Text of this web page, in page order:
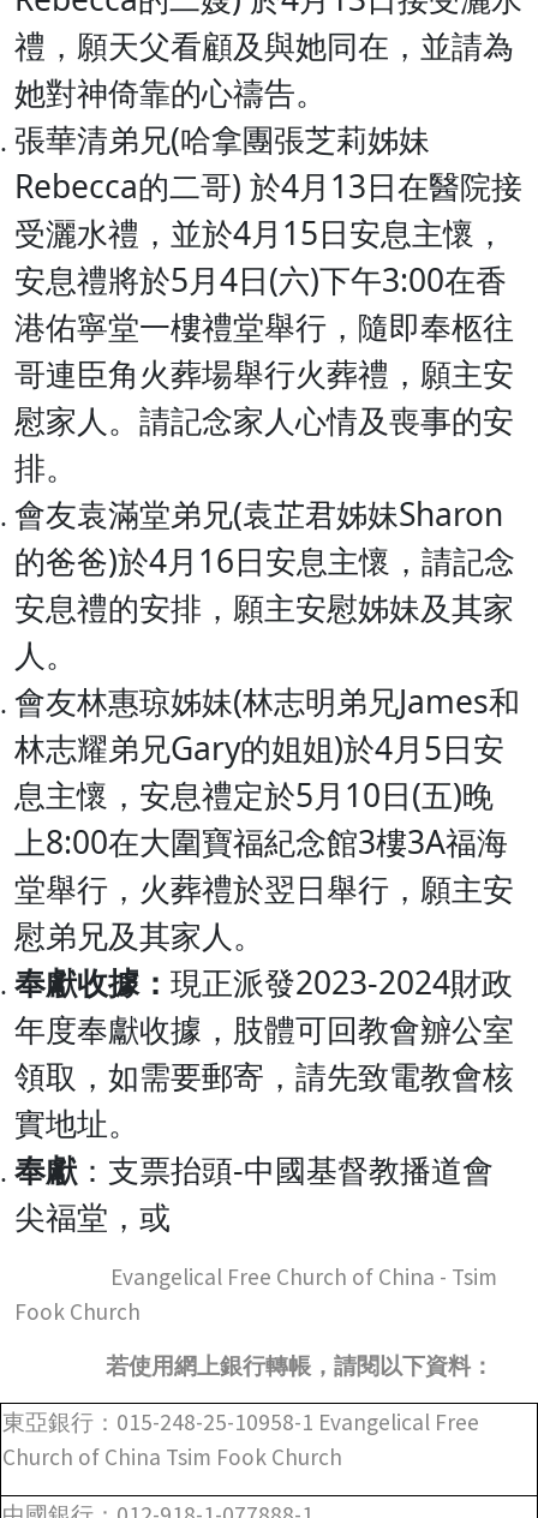
禮，願天父看顧及與她同在，並請為
她對神倚靠的心禱告。
張華清弟兄(哈拿團張芝莉姊妹
Rebecca的二哥) 於4月13日在醫院接
受灑水禮，並於4月15日安息主懷，
安息禮將於5月4日(六)下午3:00在香
港佑寧堂一樓禮堂舉行，隨即奉柩往
哥連臣角火葬場舉行火葬禮，願主安
慰家人。請記念家人心情及喪事的安
排。
會友袁滿堂弟兄(袁芷君姊妹Sharon
的爸爸)於4月16日安息主懷，請記念
安息禮的安排，願主安慰姊妹及其家
人。
會友林惠琼姊妹(林志明弟兄James和
林志耀弟兄Gary的姐姐)於4月5日安
息主懷，安息禮定於5月10日(五)晚
上8:00在大圍寶福紀念館3樓3A福海
堂舉行，火葬禮於翌日舉行，願主安
慰弟兄及其家人。
奉獻收據： 現正派發2023-2024財政
年度奉獻收據，肢體可回教會辧公室
領取，如需要郵寄，請先致電教會核
實地址。
奉獻 ：支票抬頭-中國基督教播道會
尖福堂，或
Evangelical Free Church of China - Tsim
Fook Church
若使用網上銀行轉帳，請閱以下資料：
東亞銀行：015-248-25-10958-1 Evangelical Free
Church of China Tsim Fook Church